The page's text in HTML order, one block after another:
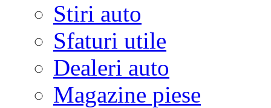
Stiri auto
Sfaturi utile
Dealeri auto
Magazine piese